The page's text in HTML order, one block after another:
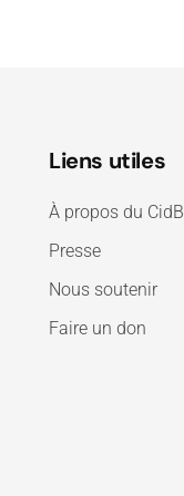
Liens utiles
À propos du CidB
Presse
Nous soutenir
Faire un don